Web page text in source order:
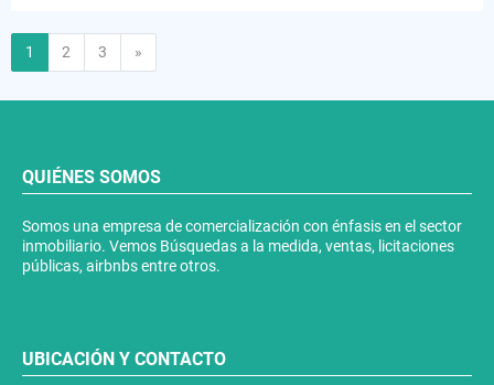
1 2 3 »
QUIÉNES SOMOS
Somos una empresa de comercialización con énfasis en el sector
inmobiliario. Vemos Búsquedas a la medida, ventas, licitaciones
públicas, airbnbs entre otros.
UBICACIÓN Y CONTACTO